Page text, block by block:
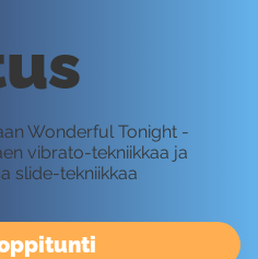
Wonderful Tonight -
vibrato-tekniikkaa ja
slide-tekniikkaa